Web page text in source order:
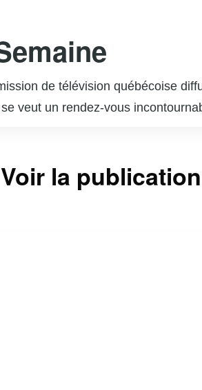
de télévision québécoise
veut un rendez-vous
musicales et des jeux
par son ton léger et son
Voir la